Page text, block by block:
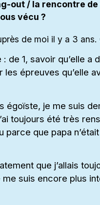
out / la rencontre
vécu ?
de moi il y a 3
de 1, savoir qu’elle
les épreuves qu’elle
égoïste, je me suis
toujours été très
parce que papa
que j’allais
suis encore plus